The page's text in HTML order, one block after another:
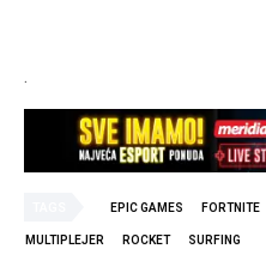
.
EPIC GAMES FORTNITE
MULTIPLEJER ROCKET SURFING